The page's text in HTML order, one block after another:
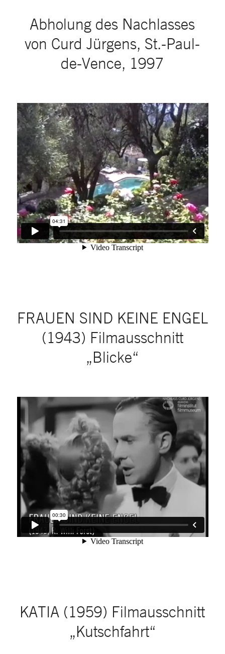
Abholung des Nachlasses
von Curd Jürgens, St.-Paul-
de-Vence, 1997
FRAUEN SIND KEINE ENGEL
(1943) Filmausschnitt
„Blicke“
KATIA (1959) Filmausschnitt
„Kutschfahrt“